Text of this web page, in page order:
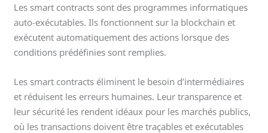
Les smart contracts sont des programmes informatiques
auto-exécutables. Ils fonctionnent sur la blockchain et
exécutent automatiquement des actions lorsque des
conditions prédéfinies sont remplies.
Les smart contracts éliminent le besoin d’intermédiaires
et réduisent les erreurs humaines. Leur transparence et
leur sécurité les rendent idéaux pour les marchés publics,
où les transactions doivent être traçables et exécutables